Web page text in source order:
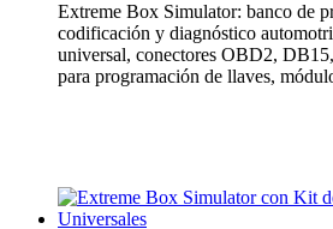
Extreme Box Simulator: banco de
codificación y diagnóstico
universal, conectores OBD2,
para programación de llaves,